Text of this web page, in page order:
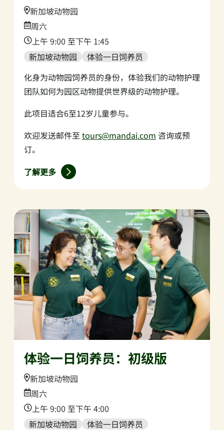
Location:
新加坡动物园
Date:
周六
Time:
上午 9:00 至下午 1:45
新加坡动物园
体验一日饲养员
化身为动物园饲养员的身份，体验我们的动物护理
团队如何为园区动物提供世界级的动物护理。
此项目适合6至12岁儿童参与。
欢迎发送邮件至 tours@mandai.com 咨询或预
订。
了解更多
体验一日饲养员：初级版
Location:
新加坡动物园
Date:
周六
Time:
上午 9:00 至下午 4:00
新加坡动物园
体验一日饲养员